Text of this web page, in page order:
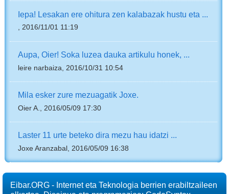
Iepa! Lesakan ere ohitura zen kalabazak hustu eta ...
, 2016/11/01 11:19
Aupa, Oier! Soka luzea dauka artikulu honek, ...
leire narbaiza, 2016/10/31 10:54
Mila esker zure mezuagatik Joxe.
Oier A., 2016/05/09 17:30
Laster 11 urte beteko dira mezu hau idatzi ...
Joxe Aranzabal, 2016/05/09 16:38
Eibar.ORG - Internet eta Teknologia berrien erabiltzaileen